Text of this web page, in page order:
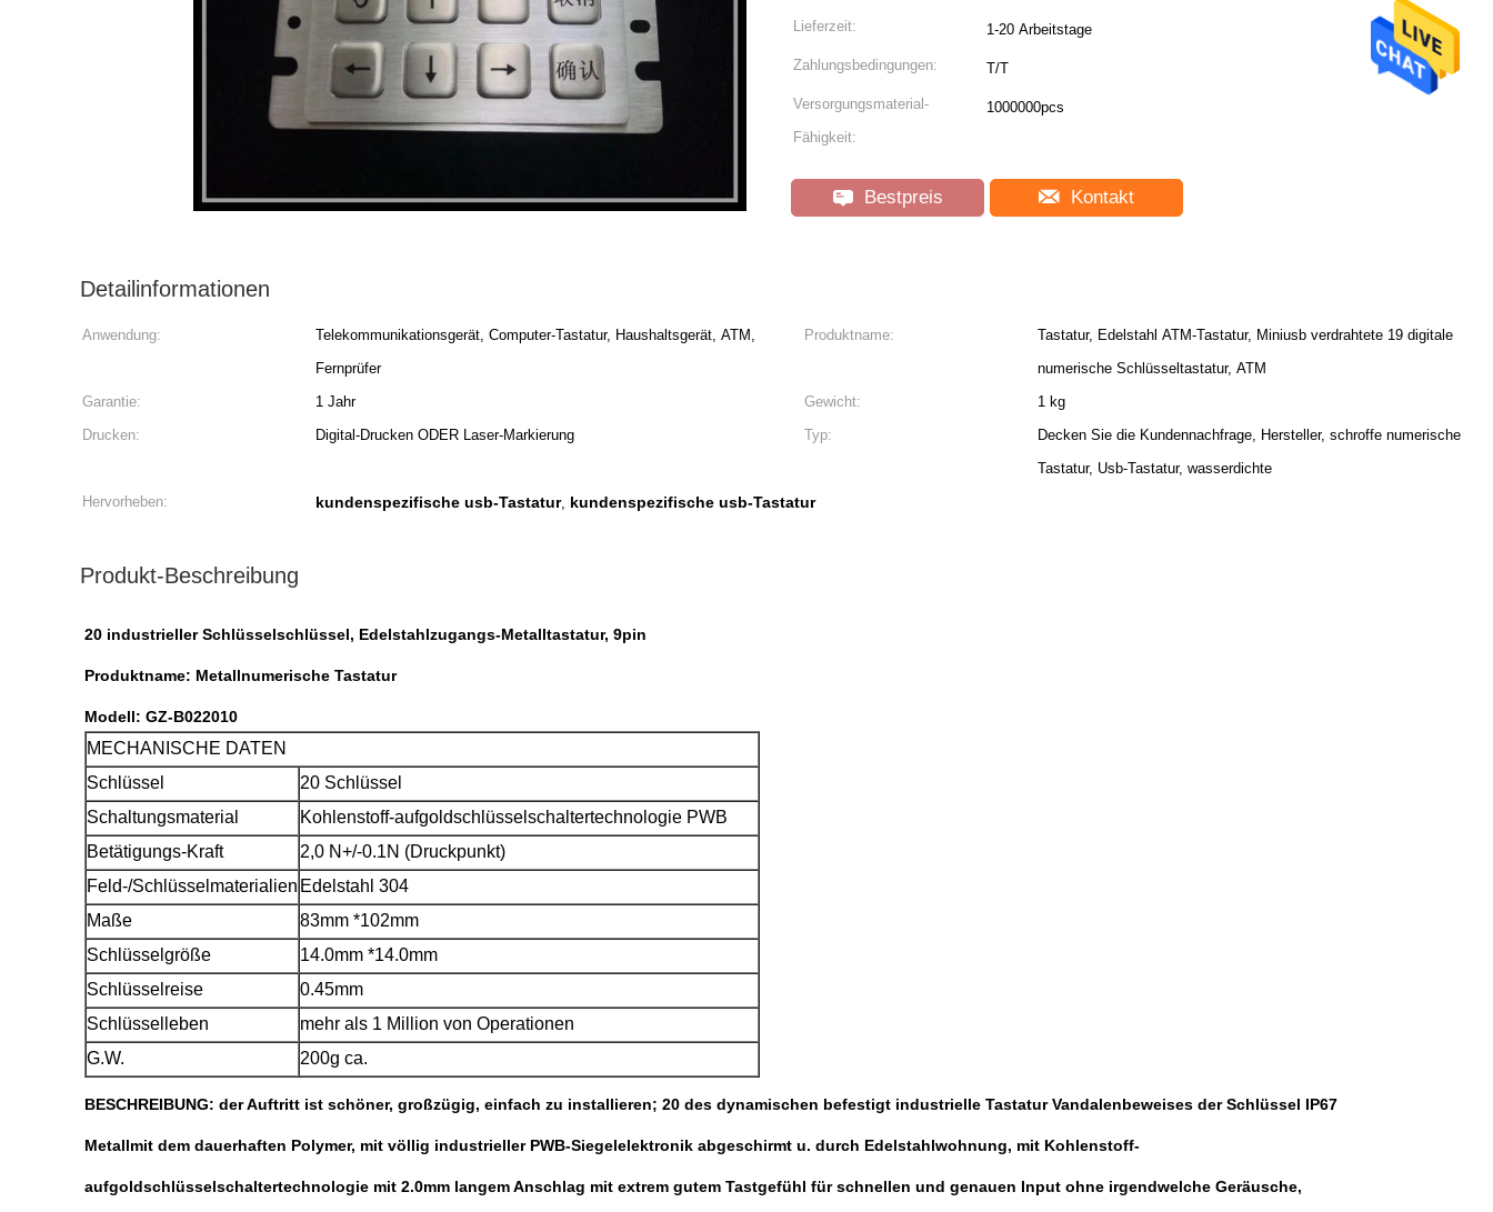
Lieferzeit: 1-20 Arbeitstage
Zahlungsbedingungen: T/T
Versorgungsmaterial-
Fähigkeit:
1000000pcs
Bestpreis Kontakt
Detailinformationen
Anwendung:
Telekommunikationsgerät, Computer-Tastatur, Haushaltsgerät, ATM,
Fernprüfer
Produktname:
Tastatur, Edelstahl ATM-Tastatur, Miniusb verdrahtete 19 digitale
numerische Schlüsseltastatur, ATM
Garantie:
1 Jahr Gewicht:
1 kg
Drucken:
Digital-Drucken ODER Laser-Markierung Typ:
Decken Sie die Kundennachfrage, Hersteller, schroffe numerische
Tastatur, Usb-Tastatur, wasserdichte
Hervorheben:
kundenspezifische usb-Tastatur, kundenspezifische usb-Tastatur
Produkt-Beschreibung
20 industrieller Schlüsselschlüssel, Edelstahlzugangs-Metalltastatur, 9pin
Produktname: Metallnumerische Tastatur
Modell: GZ-B022010
MECHANISCHE DATEN
Schlüssel
20 Schlüssel
Schaltungsmaterial
Kohlenstoff-aufgoldschlüsselschaltertechnologie PWB
Betätigungs-Kraft
2,0 N+/-0.1N (Druckpunkt)
Feld-/Schlüsselmaterialien Edelstahl 304
Maße
83mm *102mm
Schlüsselgröße
14.0mm *14.0mm
Schlüsselreise
0.45mm
Schlüsselleben
mehr als 1 Million von Operationen
G.W.
200g ca.
BESCHREIBUNG: der Auftritt ist schöner, großzügig, einfach zu installieren; 20 des dynamischen befestigt industrielle Tastatur Vandalenbeweises der Schlüssel IP67
Metallmit dem dauerhaften Polymer, mit völlig industrieller PWB-Siegelelektronik abgeschirmt u. durch Edelstahlwohnung, mit Kohlenstoff-
aufgoldschlüsselschaltertechnologie mit 2.0mm langem Anschlag mit extrem gutem Tastgefühl für schnellen und genauen Input ohne irgendwelche Geräusche,